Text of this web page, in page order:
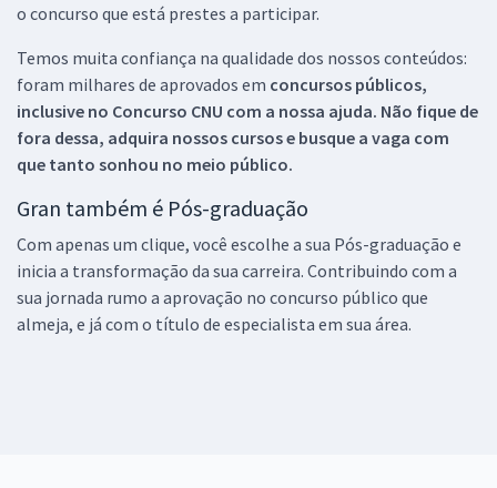
o concurso que está prestes a participar.
Temos muita confiança na qualidade dos nossos conteúdos:
foram milhares de aprovados em concursos públicos,
inclusive no Concurso CNU com a nossa ajuda. Não fique de
fora dessa, adquira nossos cursos e busque a vaga com
que tanto sonhou no meio público.
Gran também é Pós-graduação
Com apenas um clique, você escolhe a sua Pós-graduação e
inicia a transformação da sua carreira. Contribuindo com a
sua jornada rumo a aprovação no concurso público que
almeja, e já com o título de especialista em sua área.